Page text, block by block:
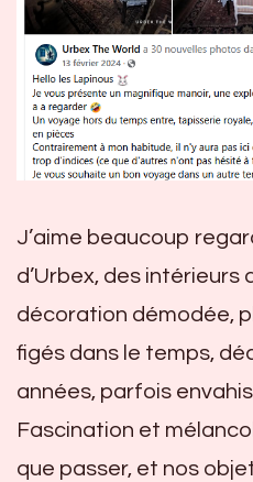
J’aime beaucoup
d’Urbex, des intérieurs
décoration démodée,
figés dans le temps,
années, parfois
Fascination et
que passer, et nos